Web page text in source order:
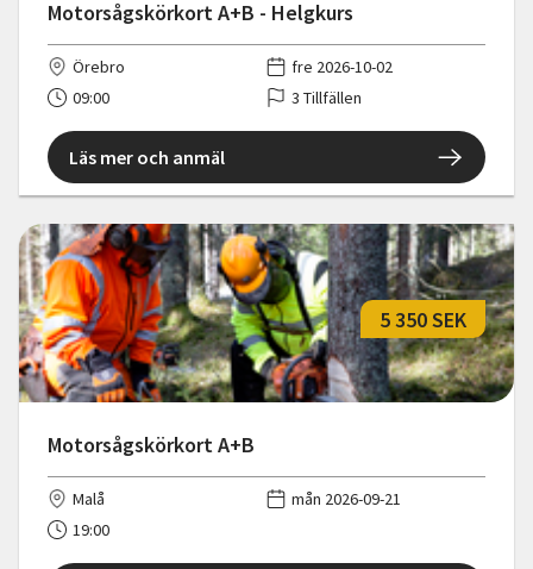
Motorsågskörkort A+B - Helgkurs
Örebro
fre 2026-10-02
09:00
3 Tillfällen
Läs mer och anmäl
Motorsågskörkort A+B
5 350 SEK
Malå
mån 2026-09-21
19:00